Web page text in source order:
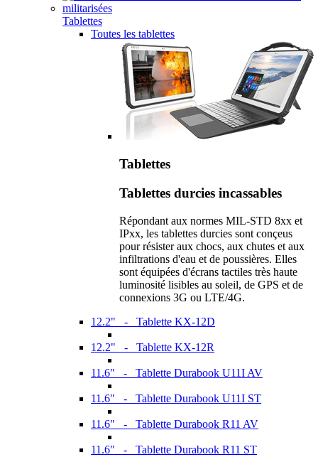
Tablettes
Toutes les tablettes
Tablettes
Tablettes durcies incassables
Répondant aux normes MIL-STD 8xx et
IPxx, les tablettes durcies sont conçeus
pour résister aux chocs, aux chutes et aux
infiltrations d'eau et de poussières. Elles
sont équipées d'écrans tactiles très haute
luminosité lisibles au soleil, de GPS et de
connexions 3G ou LTE/4G.
12.2" - Tablette KX-12D
12.2" - Tablette KX-12R
11.6" - Tablette Durabook U11I AV
11.6" - Tablette Durabook U11I ST
11.6" - Tablette Durabook R11 AV
11.6" - Tablette Durabook R11 ST